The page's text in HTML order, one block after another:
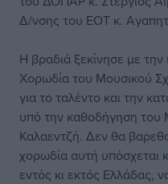
Δ/νσης του ΕΟΤ κ.
Η βραδιά ξεκίνησε με
Χορωδία του Μουσικού
για το ταλέντο και την
υπό την καθοδήγηση του
Καλαεντζή. Δεν θα
χορωδία αυτή υπόσχεται
εντός κι εκτός Ελλάδας,